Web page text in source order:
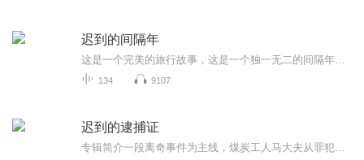
迟到的间隔年
134 9107
迟到的逮捕证